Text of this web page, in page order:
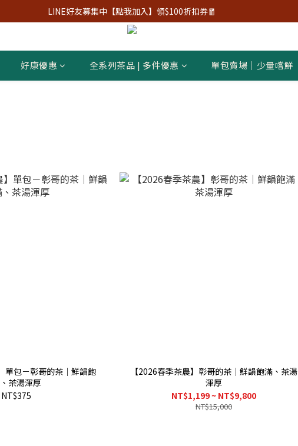
LINE好友募集中【點我加入】領$100折扣券🧧
好康優惠 全系列茶品 | 多件優惠 單包賣場｜少量嚐鮮
單包－彰哥的茶｜鮮韻飽
茶湯渾厚
NT$375
【2026春季茶農】彰哥的茶｜鮮韻飽滿、茶湯
渾厚
NT$1,199 ~ NT$9,800
NT$15,000